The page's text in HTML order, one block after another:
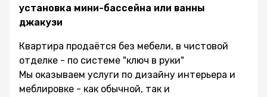
установка мини-бассейна или ванны
джакузи
Квартира продаётся без мебели, в чистовой
отделке - по системе "ключ в руки"
Мы оказываем услуги по дизайну интерьера и
меблировке - как обычной, так и